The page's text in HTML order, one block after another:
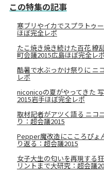
この特集の記事
寒ブリやイカでスプラトゥ
ほぼ完全レポ
たこ焼き焼き続けた百花 繚
町会議2015広島ほぼ完全レ
酷暑で水ぶっかけ祭りに ニ
レポ
niconicoの夏がやってきた
2015岩手ほぼ完全レポ
取材記者がアツく語る ニコ
り：超会議2015
Pepper魔改造にこころぴょ
り返る：超会議2015
女子大生の匂いを再現する
リントまで大研究：超会議